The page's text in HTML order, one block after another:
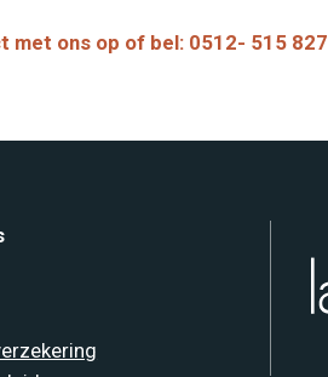
met ons op of bel: 0512- 515 827